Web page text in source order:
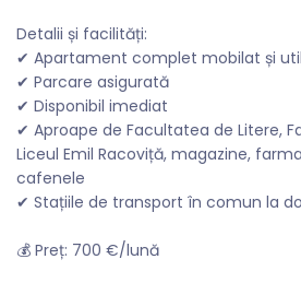
Detalii și facilități:
✔ Apartament complet mobilat și
✔ Parcare asigurată
✔ Disponibil imediat
✔ Aproape de Facultatea de Litere,
Liceul Emil Racoviță, magazine,
cafenele
✔ Stațiile de transport în comun la
💰 Preț: 700 €/lună